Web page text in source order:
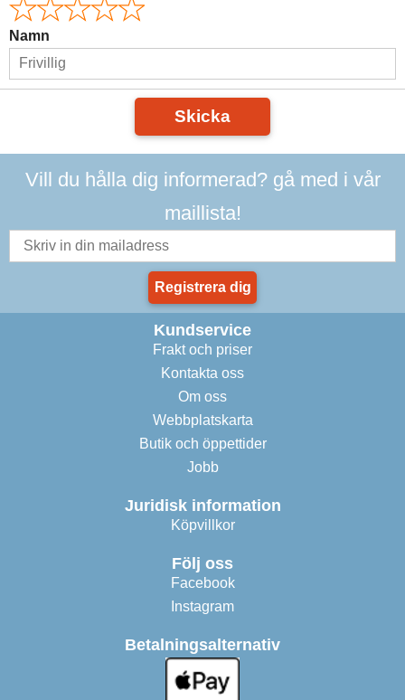
Namn
Skicka
Vill du hålla dig informerad? gå med i vår
maillista!
Registrera dig
Kundservice
Frakt och priser
Kontakta oss
Om oss
Webbplatskarta
Butik och öppettider
Jobb
Juridisk information
Köpvillkor
Följ oss
Facebook
Instagram
Betalningsalternativ